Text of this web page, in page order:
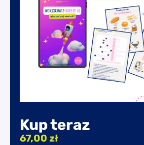
Kup teraz
67,00 zł